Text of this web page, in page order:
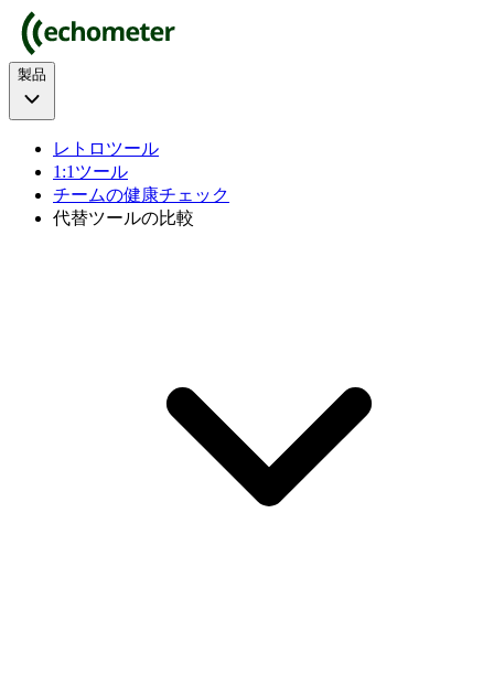
製品
レトロツール
1:1ツール
チームの健康チェック
代替ツールの比較